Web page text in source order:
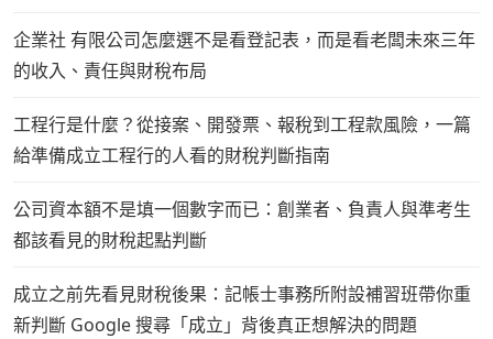
企業社 有限公司怎麼選不是看登記表，而是看老闆未來三年
的收入、責任與財稅布局
工程行是什麼？從接案、開發票、報稅到工程款風險，一篇
給準備成立工程行的人看的財稅判斷指南
公司資本額不是填一個數字而已：創業者、負責人與準考生
都該看見的財稅起點判斷
成立之前先看見財稅後果：記帳士事務所附設補習班帶你重
新判斷 Google 搜尋「成立」背後真正想解決的問題